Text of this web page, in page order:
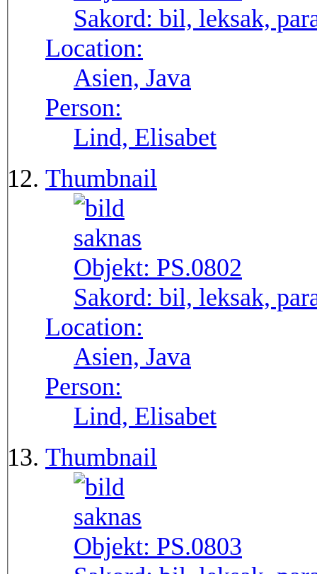
Sakord: bil, leksak,
Location:
Asien, Java
Person:
Lind, Elisabet
Thumbnail
Objekt: PS.0802
Sakord: bil, leksak,
Location:
Asien, Java
Person:
Lind, Elisabet
Thumbnail
Objekt: PS.0803